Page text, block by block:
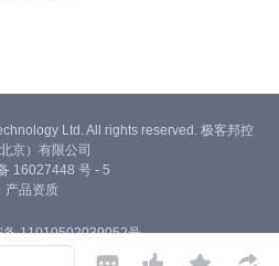
Ltd. All rights reserved. 极客邦控
京）有限公司
16027448 号 - 5
产品资质
备 11010502039052号